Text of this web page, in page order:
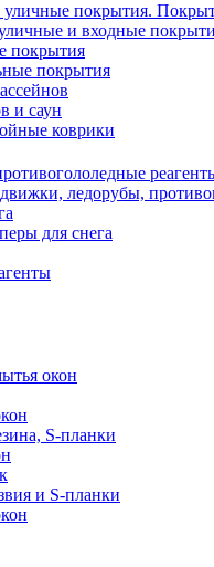
покрытия.
и входные
покрытия
покрытия
и саун
коврики
ледорубы,
для снега
окон
S-планки
и S-планки